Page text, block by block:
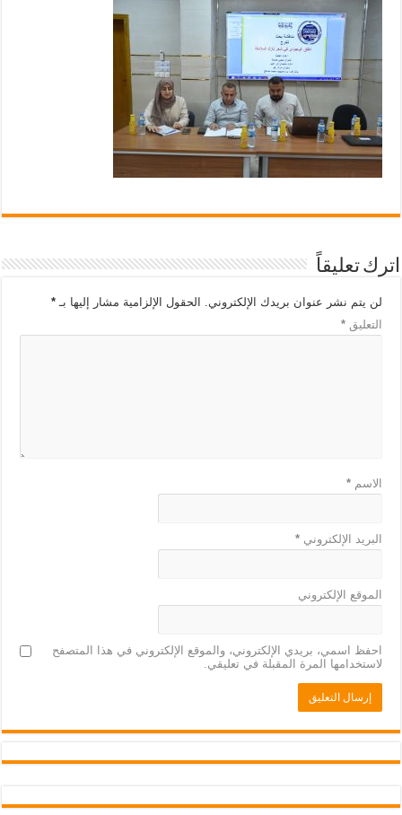
اترك تعليقاً
لن يتم نشر عنوان بريدك الإلكتروني. الحقول الإلزامية مشار إليها بـ*
التعليق*
الاسم*
البريد الإلكتروني*
الموقع الإلكتروني
احفظ اسمي، بريدي الإلكتروني، والموقع الإلكتروني في هذا المتصفح
لاستخدامها المرة المقبلة في تعليقي.